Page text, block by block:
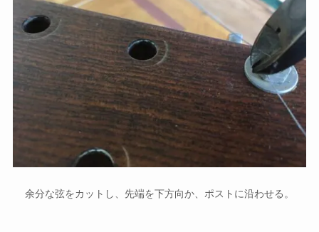
余分な弦をカットし、先端を下方向か、ポストに沿わせる。